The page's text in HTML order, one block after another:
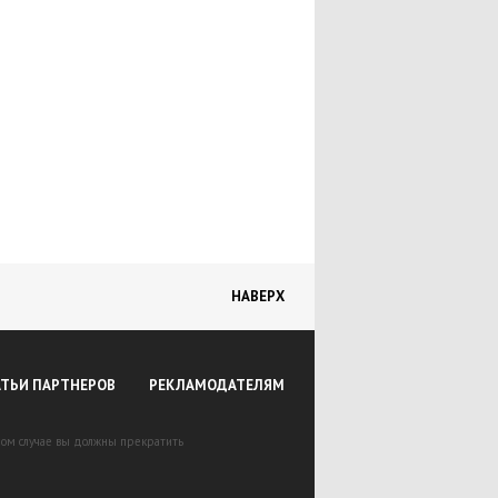
НАВЕРХ
ПАРТНЕРОВ РЕКЛАМОДАТЕЛЯМ
случае вы должны прекратить